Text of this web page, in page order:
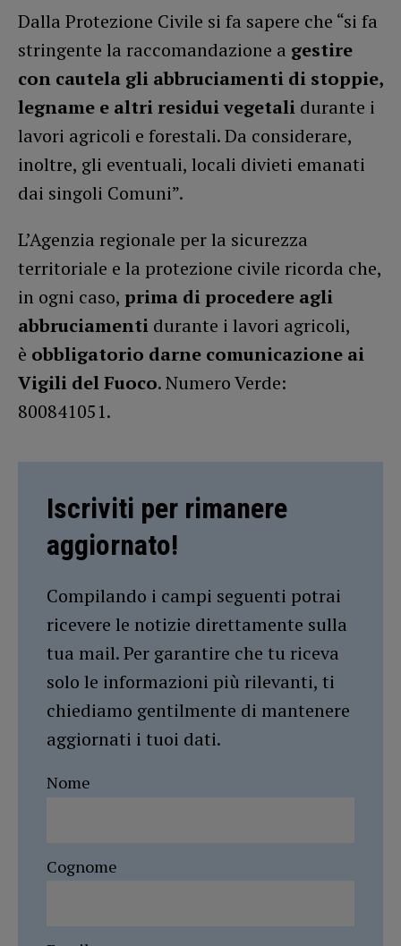
Dalla Protezione Civile si fa sapere che “si fa
stringente la raccomandazione a gestire
con cautela gli abbruciamenti di stoppie,
legname e altri residui vegetali durante i
lavori agricoli e forestali. Da considerare,
inoltre, gli eventuali, locali divieti emanati
dai singoli Comuni”.
L’Agenzia regionale per la sicurezza
territoriale e la protezione civile ricorda che,
in ogni caso, prima di procedere agli
abbruciamenti durante i lavori agricoli,
è obbligatorio darne comunicazione ai
Vigili del Fuoco. Numero Verde:
800841051.
Iscriviti per rimanere
aggiornato!
Compilando i campi seguenti potrai
ricevere le notizie direttamente sulla
tua mail. Per garantire che tu riceva
solo le informazioni più rilevanti, ti
chiediamo gentilmente di mantenere
aggiornati i tuoi dati.
Nome
Cognome